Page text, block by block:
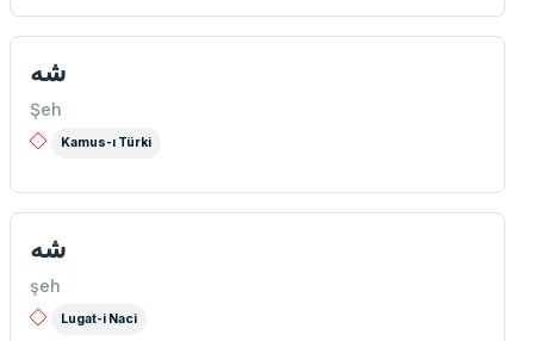
شه
Şeh
Kamus-ı Türki
شه
şeh
Lugat-i Naci